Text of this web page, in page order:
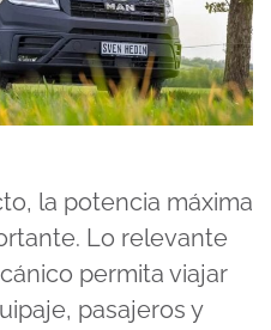
la potencia máxima
Lo relevante
permita viajar
pasajeros y